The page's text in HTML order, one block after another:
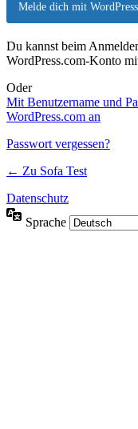
Melde dich mit
Du kannst beim
WordPress.com-Konto
Oder
Mit Benutzername und
WordPress.com an
Passwort vergessen?
← Zu Sofa Test
Datenschutz
Sprache